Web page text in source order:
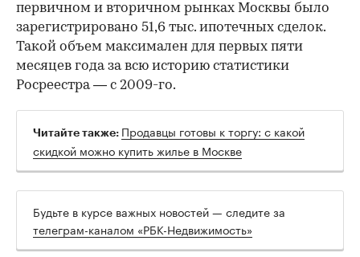
первичном и вторичном рынках Москвы было
зарегистрировано 51,6 тыс. ипотечных сделок.
Такой объем максимален для первых пяти
месяцев года за всю историю статистики
Росреестра — с 2009-го.
Читайте также: Продавцы готовы к торгу: с какой
скидкой можно купить жилье в Москве
Будьте в курсе важных новостей — следите за
телеграм-каналом «РБК-Недвижимость»